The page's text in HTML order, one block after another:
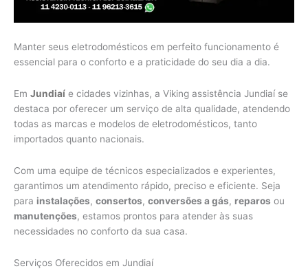
Manter seus eletrodomésticos em perfeito funcionamento é
essencial para o conforto e a praticidade do seu dia a dia.
Em Jundiaí e cidades vizinhas, a Viking assistência Jundiaí se
destaca por oferecer um serviço de alta qualidade, atendendo
todas as marcas e modelos de eletrodomésticos, tanto
importados quanto nacionais.
Com uma equipe de técnicos especializados e experientes,
garantimos um atendimento rápido, preciso e eficiente. Seja
para instalações, consertos, conversões a gás, reparos ou
manutenções, estamos prontos para atender às suas
necessidades no conforto da sua casa.
Serviços Oferecidos em Jundiaí